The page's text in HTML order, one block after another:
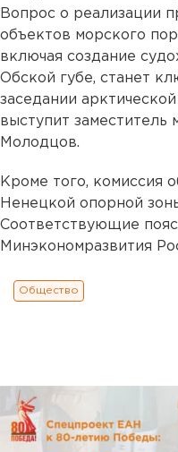
Вопрос о реализации
объектов морского
включая создание
Обской губе, станет
заседании
выступит заместитель
Молодцов.
Кроме того, комиссия
Ненецкой опорной
Соответствующие
Минэкономразвития
Общество